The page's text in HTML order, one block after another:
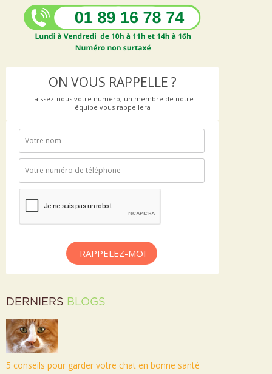
ON VOUS RAPPELLE ?
Laissez-nous votre numéro, un membre de notre
équipe vous rappellera
RAPPELEZ-MOI
DERNIERS BLOGS
5 conseils pour garder votre chat en bonne santé